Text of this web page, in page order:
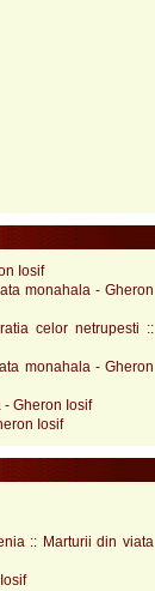
Iosif
monahala - Gheron
celor netrupesti ::
monahala - Gheron
Gheron Iosif
Iosif
:: Marturii din viata